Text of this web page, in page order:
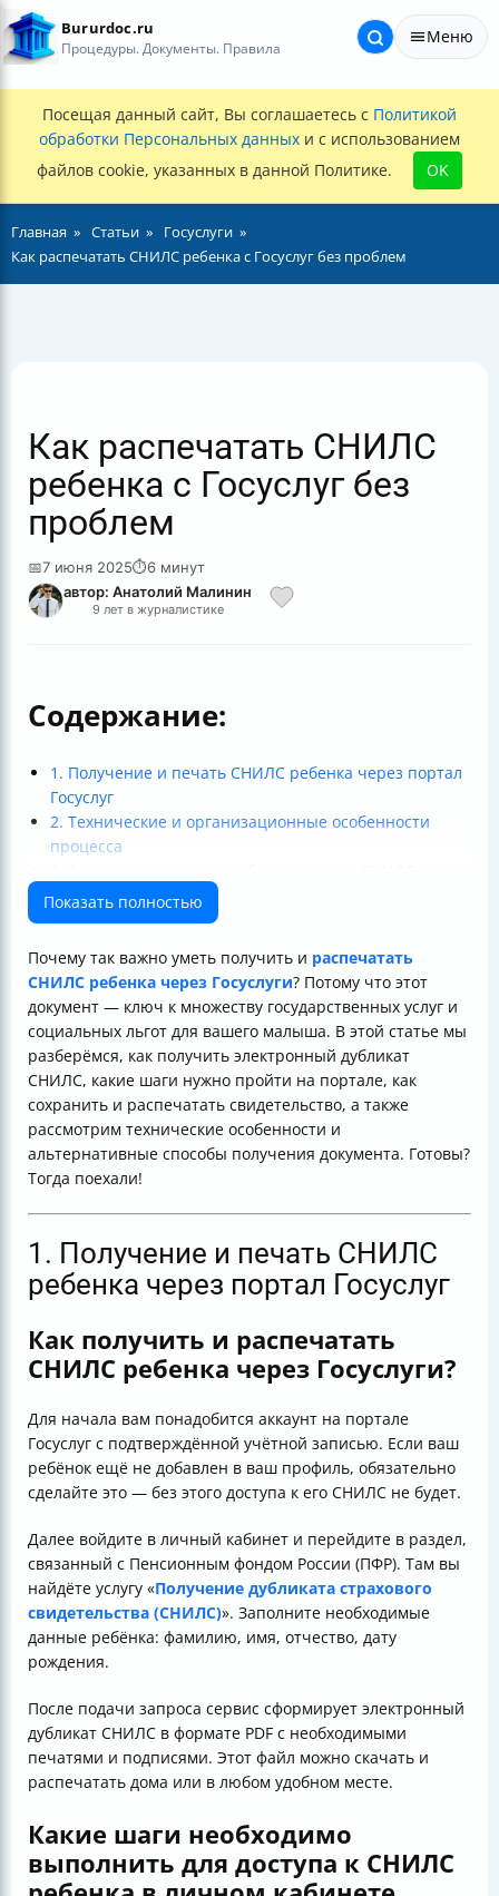
Bururdoc.ru
Процедуры. Документы. Правила
Меню
Посещая данный сайт, Вы соглашаетесь с Политикой
обработки Персональных данных и с использованием
файлов cookie, указанных в данной Политике.
OK
Главная Статьи
Госуслуги
Как распечатать СНИЛС ребенка с Госуслуг без проблем
Как распечатать СНИЛС
ребенка с Госуслуг без
проблем
📅7 июня 2025⏱6 минут
автор: Анатолий Малинин
9 лет в журналистике
Содержание:
1. Получение и печать СНИЛС ребенка через портал
Госуслуг
2. Технические и организационные особенности
процесса
ребенка
4. Регистрация и подтверждение учетной записи для
Итог: как легко и быстро получить и распечатать
СНИЛС ребенка?
Показать полностью
Почему так важно уметь получить и распечатать
СНИЛС ребенка через Госуслуги? Потому что этот
документ — ключ к множеству государственных услуг и
социальных льгот для вашего малыша. В этой статье мы
разберёмся, как получить электронный дубликат
СНИЛС, какие шаги нужно пройти на портале, как
сохранить и распечатать свидетельство, а также
рассмотрим технические особенности и
альтернативные способы получения документа. Готовы?
Тогда поехали!
1. Получение и печать СНИЛС
ребенка через портал Госуслуг
Как получить и распечатать
СНИЛС ребенка через Госуслуги?
Для начала вам понадобится аккаунт на портале
Госуслуг с подтверждённой учётной записью. Если ваш
ребёнок ещё не добавлен в ваш профиль, обязательно
сделайте это — без этого доступа к его СНИЛС не будет.
Далее войдите в личный кабинет и перейдите в раздел,
связанный с Пенсионным фондом России (ПФР). Там вы
найдёте услугу «Получение дубликата страхового
свидетельства (СНИЛС)». Заполните необходимые
данные ребёнка: фамилию, имя, отчество, дату
рождения.
После подачи запроса сервис сформирует электронный
дубликат СНИЛС в формате PDF с необходимыми
печатями и подписями. Этот файл можно скачать и
распечатать дома или в любом удобном месте.
Какие шаги необходимо
выполнить для доступа к СНИЛС